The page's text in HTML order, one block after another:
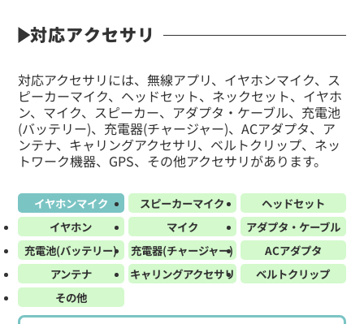
対応アクセサリ
対応アクセサリには、無線アプリ、イヤホンマイク、ス
ピーカーマイク、ヘッドセット、ネックセット、イヤホ
ン、マイク、スピーカー、アダプタ・ケーブル、充電池
(バッテリー)、充電器(チャージャー)、ACアダプタ、ア
ンテナ、キャリングアクセサリ、ベルトクリップ、ネッ
トワーク機器、GPS、その他アクセサリがあります。
イヤホンマイク スピーカーマイク
ヘッドセット
イヤホン
マイク
アダプタ・ケーブル
充電池(バッテリー)
充電器(チャージャー)
ACアダプタ
アンテナ
キャリングアクセサリ
ベルトクリップ
その他